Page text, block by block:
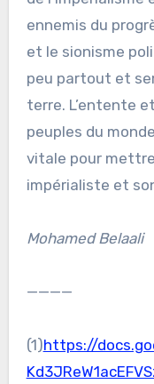
ennemis du
et le sionisme
peu partout et
terre. L’entente
peuples du
vitale pour
impérialiste et
Mohamed Belaali
————
(1)https://